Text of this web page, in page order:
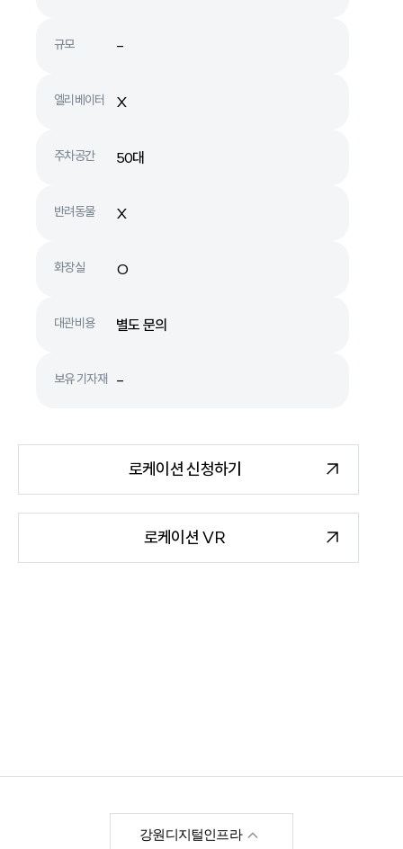
규모 -
엘리베이터 X
주차공간 50대
반려동물 X
화장실 O
대관비용 별도 문의
보유 기자재 -
로케이션 신청하기
로케이션 VR
강원디지털인프라
한국영상위원회